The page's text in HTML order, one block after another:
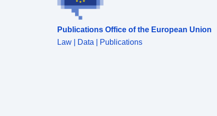
Publications Office of the European Union
Law | Data | Publications